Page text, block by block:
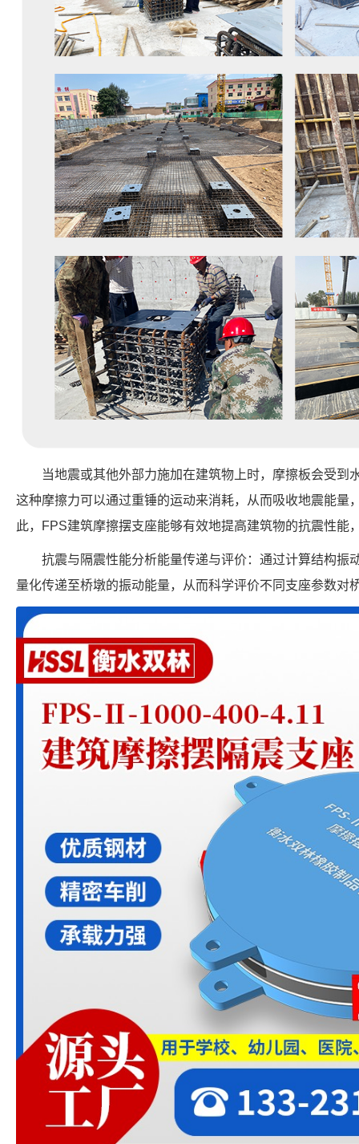
当地震或其他外部力施加在建筑物上时，摩擦板会受到
这种摩擦力可以通过重锤的运动来消耗，从而吸收地震能量
此，FPS建筑摩擦摆支座能够有效地提高建筑物的抗震性能
抗震与隔震性能分析能量传递与评价：通过计算结构振
量化传递至桥墩的振动能量，从而科学评价不同支座参数对